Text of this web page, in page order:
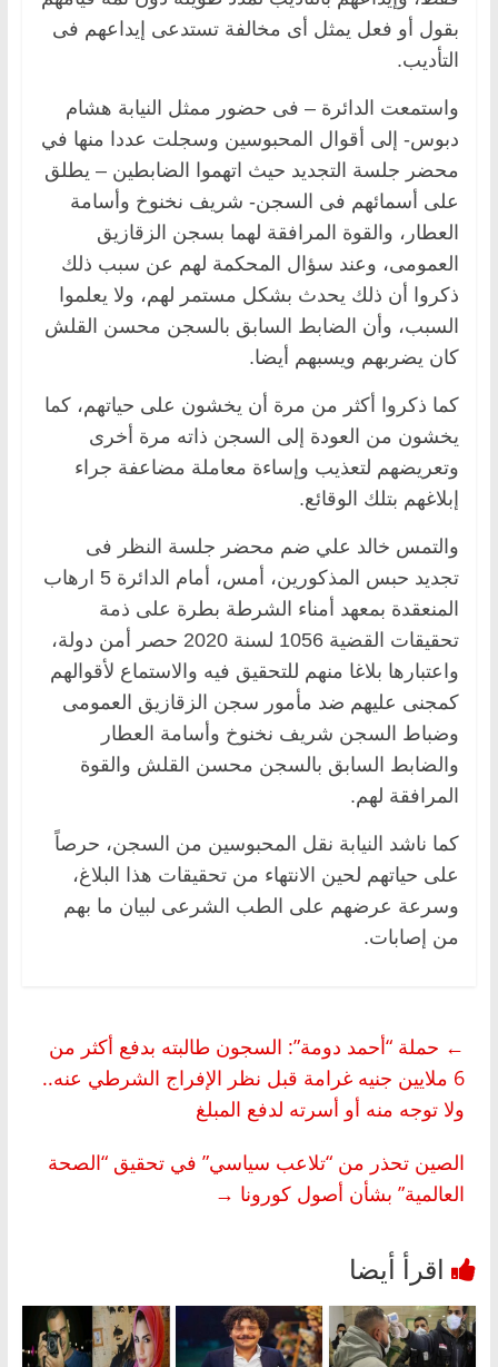
بقول أو فعل يمثل أى مخالفة تستدعى إيداعهم فى
التأديب.
واستمعت الدائرة – فى حضور ممثل النيابة هشام
دبوس- إلى أقوال المحبوسين وسجلت عددا منها في
محضر جلسة التجديد حيث اتهموا الضابطين – يطلق
على أسمائهم فى السجن- شريف نخنوخ وأسامة
العطار، والقوة المرافقة لهما بسجن الزقازيق
العمومى، وعند سؤال المحكمة لهم عن سبب ذلك
ذكروا أن ذلك يحدث بشكل مستمر لهم، ولا يعلموا
السبب، وأن الضابط السابق بالسجن محسن القلش
كان يضربهم ويسبهم أيضا.
كما ذكروا أكثر من مرة أن يخشون على حياتهم، كما
يخشون من العودة إلى السجن ذاته مرة أخرى
وتعريضهم لتعذيب وإساءة معاملة مضاعفة جراء
إبلاغهم بتلك الوقائع.
والتمس خالد علي ضم محضر جلسة النظر فى
تجديد حبس المذكورين، أمس، أمام الدائرة 5 ارهاب
المنعقدة بمعهد أمناء الشرطة بطرة على ذمة
تحقيقات القضية 1056 لسنة 2020 حصر أمن دولة،
واعتبارها بلاغا منهم للتحقيق فيه والاستماع لأقوالهم
كمجنى عليهم ضد مأمور سجن الزقازيق العمومى
وضباط السجن شريف نخنوخ وأسامة العطار
والضابط السابق بالسجن محسن القلش والقوة
المرافقة لهم.
كما ناشد النيابة نقل المحبوسين من السجن، حرصاً
على حياتهم لحين الانتهاء من تحقيقات هذا البلاغ،
وسرعة عرضهم على الطب الشرعى لبيان ما بهم
من إصابات.
← حملة “أحمد دومة”: السجون طالبته بدفع أكثر من
6 ملايين جنيه غرامة قبل نظر الإفراج الشرطي عنه..
ولا توجه منه أو أسرته لدفع المبلغ
الصين تحذر من “تلاعب سياسي” في تحقيق “الصحة
العالمية” بشأن أصول كورونا →